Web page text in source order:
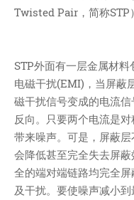
博客收藏
近视眼逛
致郁系
忘记来源
赵坤个人博客
逆时针
阿呆博客
Twisted Pair，简称STP
STP外面有一层金属材
电磁干扰(EMI)，当屏蔽
磁干扰信号变成的电流
反向。只要两个电流是
带来噪声。可是，屏蔽
会降低甚至完全失去屏
全的端对端链路均完全
及干扰。要使噪声减小